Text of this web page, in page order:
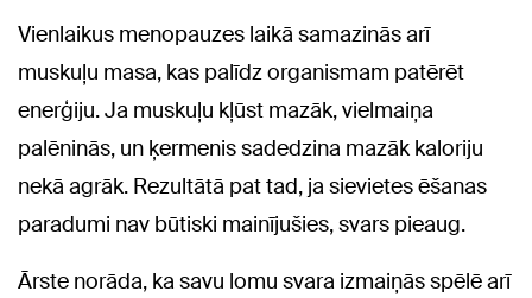
Vienlaikus menopauzes laikā samazinās arī
muskuļu masa, kas palīdz organismam patērēt
enerģiju. Ja muskuļu kļūst mazāk, vielmaiņa
palēninās, un ķermenis sadedzina mazāk kaloriju
nekā agrāk. Rezultātā pat tad, ja sievietes ēšanas
paradumi nav būtiski mainījušies, svars pieaug.
Ārste norāda, ka savu lomu svara izmaiņās spēlē arī